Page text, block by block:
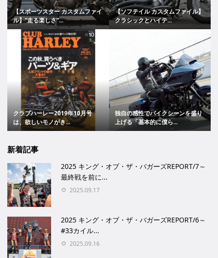
【スポーツスター カスタムファイ
ル】“走る楽しさ”...
【ソフテイル カスタムファイル】
クラシックとハイテ...
クラブハーレー2019年10月号
は、欲しいモノがき...
独自の感性でバイクシーンを盛り
上げる「基本的に僕ら...
新着記事
2025 キング・オブ・ザ・バガーズREPORT/7～
最終戦を前に...
2025.09.17
2025 キング・オブ・ザ・バガーズREPORT/6～
#33カイル...
2025.09.16